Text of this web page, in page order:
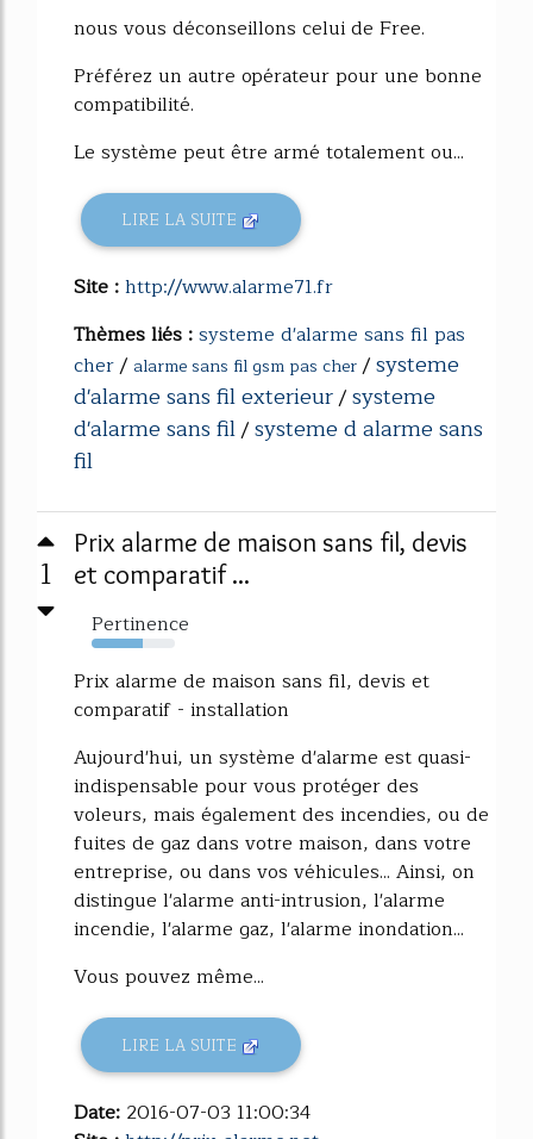
nous vous déconseillons celui de Free.
Préférez un autre opérateur pour une bonne
compatibilité.
Le système peut être armé totalement ou...
LIRE LA SUITE
Site :http://www.alarme71.fr
Thèmes liés :systeme d'alarme sans fil pas
cher/ alarme sans fil gsm pas cher/systeme
d'alarme sans fil exterieur/systeme
d'alarme sans fil/systeme d alarme sans
fil
1
Prix alarme de maison sans fil, devis
et comparatif ...
Pertinence
61%
Prix alarme de maison sans fil, devis et
comparatif - installation
Aujourd'hui, un système d'alarme est quasi-
indispensable pour vous protéger des
voleurs, mais également des incendies, ou de
fuites de gaz dans votre maison, dans votre
entreprise, ou dans vos véhicules... Ainsi, on
distingue l'alarme anti-intrusion, l'alarme
incendie, l'alarme gaz, l'alarme inondation...
Vous pouvez même...
LIRE LA SUITE
Date: 2016-07-03 11:00:34